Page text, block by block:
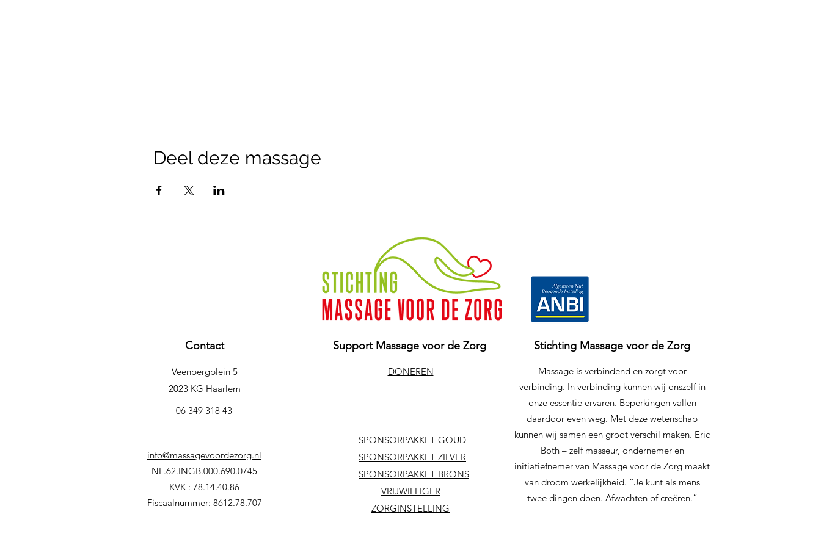
Deel deze massage
Contact Support Massage voor de Zorg Stichting Massage voor de Zorg
Veenbergplein 5
2023 KG Haarlem
06 349 318 43
info@massagevoordezorg.nl
NL.62.INGB.000.690.0745
KVK : 78.14.40.86
Fiscaalnummer: 8612.78.707
DONEREN
SPONSORPAKKET GOUD
SPONSORPAKKET ZILVER
SPONSORPAKKET BRONS
VRIJWILLIGER
ZORGINSTELLING
Massage is verbindend en zorgt voor
verbinding. In verbinding kunnen wij onszelf in
onze essentie ervaren. Beperkingen vallen
daardoor even weg. Met deze wetenschap
kunnen wij samen een groot verschil maken. Eric
Both – zelf masseur, ondernemer en
initiatiefnemer van Massage voor de Zorg maakt
van droom werkelijkheid. “Je kunt als mens
twee dingen doen. Afwachten of creëren.”